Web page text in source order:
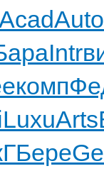
Auto
Intr
комп
LuxuArts
Бере